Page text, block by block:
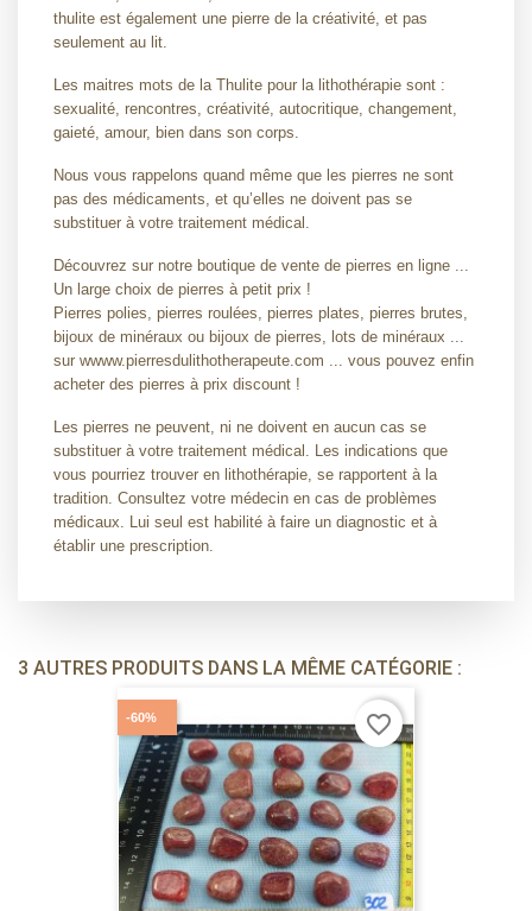
thulite est également une pierre de la créativité, et pas
seulement au lit.
Les maitres mots de la Thulite pour la lithothérapie sont :
sexualité, rencontres, créativité, autocritique, changement,
gaieté, amour, bien dans son corps.
Nous vous rappelons quand même que les pierres ne sont
pas des médicaments, et qu’elles ne doivent pas se
substituer à votre traitement médical.
Découvrez sur notre boutique de vente de pierres en ligne ...
Un large choix de pierres à petit prix !
Pierres polies, pierres roulées, pierres plates, pierres brutes,
bijoux de minéraux ou bijoux de pierres, lots de minéraux ...
sur wwww.pierresdulithotherapeute.com ... vous pouvez enfin
acheter des pierres à prix discount !
Les pierres ne peuvent, ni ne doivent en aucun cas se
substituer à votre traitement médical. Les indications que
vous pourriez trouver en lithothérapie, se rapportent à la
tradition. Consultez votre médecin en cas de problèmes
médicaux. Lui seul est habilité à faire un diagnostic et à
établir une prescription.
3 AUTRES PRODUITS DANS LA MÊME CATÉGORIE :
-60% favorite_border